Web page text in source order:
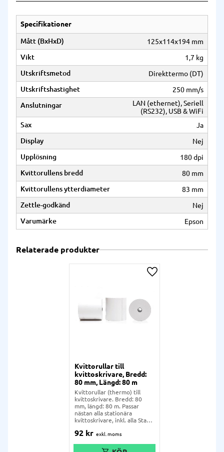
Specifikationer
Mått (BxHxD)
125x114x194 mm
Vikt
1,7 kg
Utskriftsmetod
Direkttermo (DT)
Utskriftshastighet
250 mm/s
Anslutningar
LAN (ethernet), Seriell
(RS232), USB & WiFi
Sax
Ja
Display
Nej
Upplösning
180 dpi
Kvittorullens bredd
80 mm
Kvittorullens ytterdiameter
83 mm
Zettle-godkänd
Nej
Varumärke
Epson
Relaterade produkter
Kvittorullar till
kvittoskrivare, Bredd:
80 mm, Längd: 80 m
Kvittorullar (thermo) till
kvittoskrivare. Bredd: 80
mm, längd: 80 m. Passar
nästan alla stationära
kvittoskrivare, inkl. alla Star
92 kr
Lägg till i önskelista